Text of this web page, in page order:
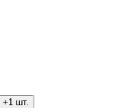
+1 шт.